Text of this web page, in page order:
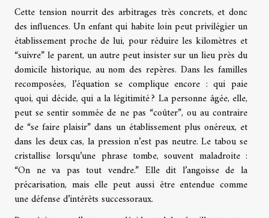
Cette tension nourrit des arbitrages très concrets, et donc
des influences. Un enfant qui habite loin peut privilégier un
établissement proche de lui, pour réduire les kilomètres et
“suivre” le parent, un autre peut insister sur un lieu près du
domicile historique, au nom des repères. Dans les familles
recomposées, l’équation se complique encore : qui paie
quoi, qui décide, qui a la légitimité ? La personne âgée, elle,
peut se sentir sommée de ne pas “coûter”, ou au contraire
de “se faire plaisir” dans un établissement plus onéreux, et
dans les deux cas, la pression n’est pas neutre. Le tabou se
cristallise lorsqu’une phrase tombe, souvent maladroite :
“On ne va pas tout vendre.” Elle dit l’angoisse de la
précarisation, mais elle peut aussi être entendue comme
une défense d’intérêts successoraux.